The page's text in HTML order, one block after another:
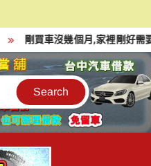
剛買車沒幾個月,家裡剛好需要